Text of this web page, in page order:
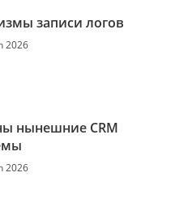
записи логов
2026
нынешние CRM
2026